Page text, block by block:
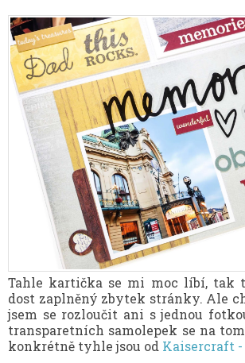
Tahle kartička se mi moc líbí, tak
dost zaplněný zbytek stránky. Ale
jsem se rozloučit ani s jednou
transparetních samolepek se na
konkrétně tyhle jsou od Kaisercraft